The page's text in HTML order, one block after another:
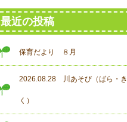
最近の投稿
保育だより ８月
2026.08.28 川あそび（ばら・き
く）